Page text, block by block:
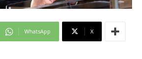
WhatsApp X